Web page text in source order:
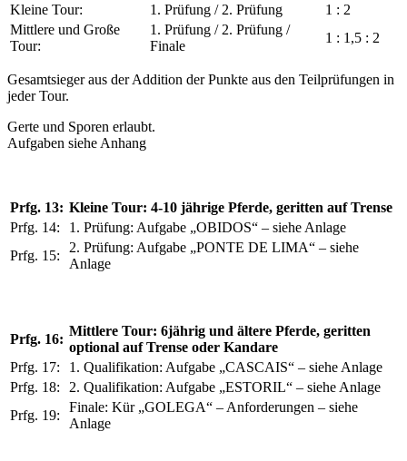
Kleine Tour: 1. Prüfung / 2. Prüfung
1 : 2
Mittlere und Große
Tour:
1. Prüfung / 2. Prüfung /
Finale
1 : 1,5 : 2
Gesamtsieger aus der Addition der Punkte aus den Teilprüfungen in
jeder Tour.
Gerte und Sporen erlaubt.
Aufgaben siehe Anhang
Prfg. 13: Kleine Tour: 4-10 jährige Pferde, geritten auf Trense
Prfg. 14:
1. Prüfung: Aufgabe „OBIDOS“ – siehe Anlage
Prfg. 15:
2. Prüfung: Aufgabe „PONTE DE LIMA“ – siehe
Anlage
Prfg. 16:
Mittlere Tour: 6jährig und ältere Pferde, geritten
optional auf Trense oder Kandare
Prfg. 17:
1. Qualifikation: Aufgabe „CASCAIS“ – siehe Anlage
Prfg. 18:
2. Qualifikation: Aufgabe „ESTORIL“ – siehe Anlage
Prfg. 19:
Finale: Kür „GOLEGA“ – Anforderungen – siehe
Anlage